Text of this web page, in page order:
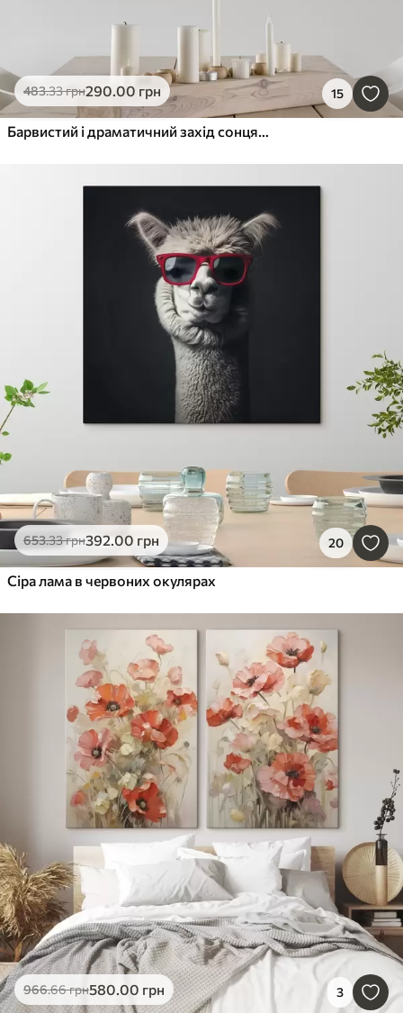
483.33грн290.00 грн 15
Барвистий і драматичний захід сонця над Гранд-каналом у Венеції, Італія, акварель
653.33грн392.00 грн 20
Сіра лама в червоних окулярах
966.66грн580.00 грн 3